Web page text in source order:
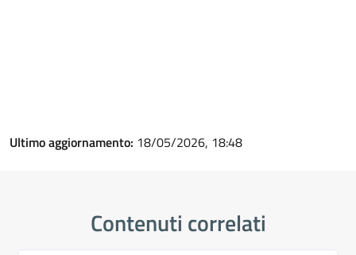
Ultimo aggiornamento: 18/05/2026, 18:48
Contenuti correlati